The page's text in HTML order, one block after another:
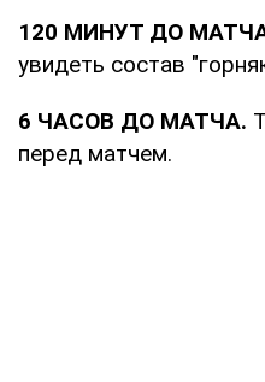
120 МИНУТ ДО
увидеть состав
6 ЧАСОВ ДО МАТЧА.
перед матчем.